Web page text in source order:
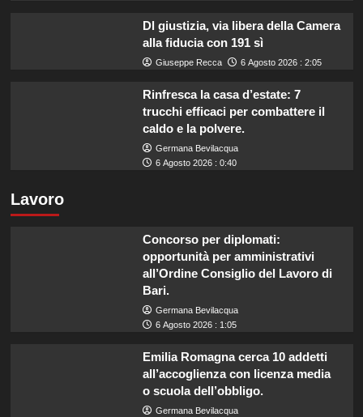
Dl giustizia, via libera della Camera
alla fiducia con 191 sì
Giuseppe Recca 6 Agosto 2026 : 2:05
Rinfresca la casa d’estate: 7
trucchi efficaci per combattere il
caldo e la polvere.
Germana Bevilacqua
6 Agosto 2026 : 0:40
Lavoro
Concorso per diplomati:
opportunità per amministrativi
all’Ordine Consiglio del Lavoro di
Bari.
Germana Bevilacqua
6 Agosto 2026 : 1:05
Emilia Romagna cerca 10 addetti
all’accoglienza con licenza media
o scuola dell’obbligo.
Germana Bevilacqua